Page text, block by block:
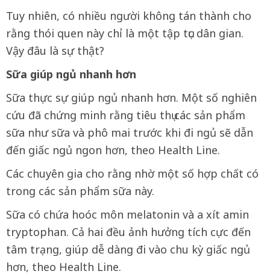
Tuy nhiên, có nhiều người không tán thành cho
rằng thói quen này chỉ là một tập tục dân gian.
Vậy đâu là sự thật?
Sữa giúp ngủ nhanh hơn
Sữa thực sự giúp ngủ nhanh hơn. Một số nghiên
cứu đã chứng minh rằng tiêu thụ các sản phẩm
sữa như sữa và phô mai trước khi đi ngủ sẽ dẫn
đến giấc ngủ ngon hơn, theo Health Line.
Các chuyên gia cho rằng nhờ một số hợp chất có
trong các sản phẩm sữa này.
Sữa có chứa hoóc môn melatonin và a xít amin
tryptophan. Cả hai đều ảnh hưởng tích cực đến
tâm trạng, giúp dễ dàng đi vào chu kỳ giấc ngủ
hơn, theo Health Line.